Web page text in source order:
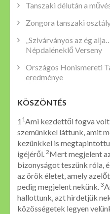
Tanszaki délután a
Zongora tanszaki
„Szivárványos az ég
Népdaléneklő Verseny
Országos Honismereti
eredménye
KÖSZÖNTÉS
1 1Ami kezdettől fogva
szemünkkel láttunk, amit
kezünkkel is
igéjéről. 2Mert megjelent
bizonyságot teszünk róla,
az örök életet, amely
pedig megjelent nekünk. 3
hallottunk, azt hirdetjük
közösségetek legyen